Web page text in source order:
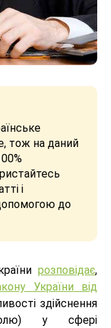
тож на даний
і
до
розповідає,
України від
здійснення
у сфері